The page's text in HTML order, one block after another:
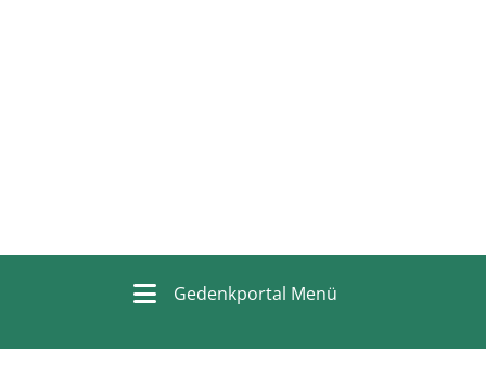
Gedenkportal Menü